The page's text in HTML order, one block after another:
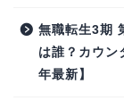
無職転生3期
は誰？カウン
年最新】